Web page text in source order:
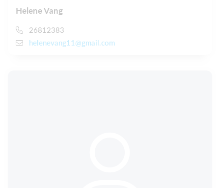
Helene Vang
26812383
helenevang11@gmail.com